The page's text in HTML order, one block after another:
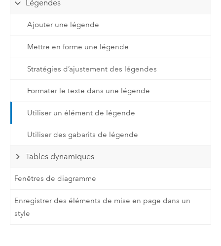
Légendes
Ajouter une légende
Mettre en forme une légende
Stratégies d’ajustement des légendes
Formater le texte dans une légende
Utiliser un élément de légende
Utiliser des gabarits de légende
Tables dynamiques
Fenêtres de diagramme
Enregistrer des éléments de mise en page dans un
style